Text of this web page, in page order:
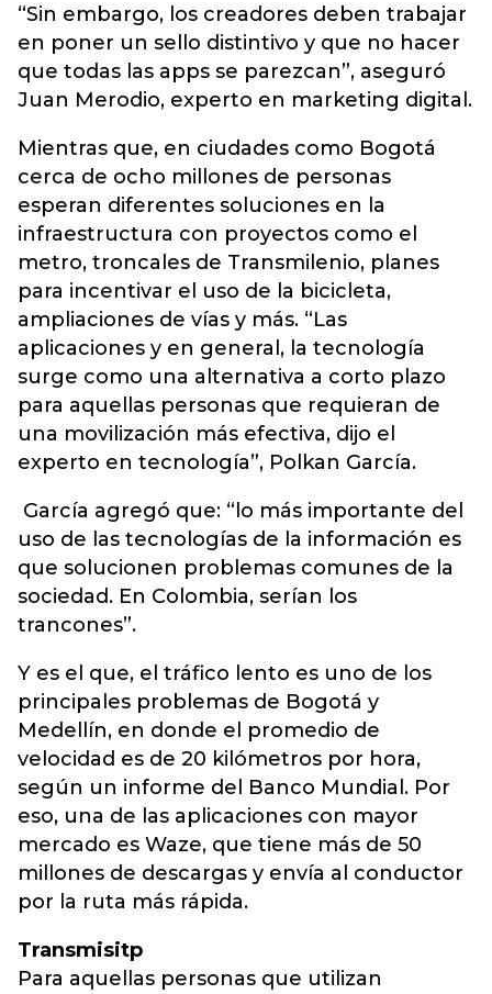
“Sin embargo, los creadores deben trabajar
en poner un sello distintivo y que no hacer
que todas las apps se parezcan”, aseguró
Juan Merodio, experto en marketing digital.
Mientras que, en ciudades como Bogotá
cerca de ocho millones de personas
esperan diferentes soluciones en la
infraestructura con proyectos como el
metro, troncales de Transmilenio, planes
para incentivar el uso de la bicicleta,
ampliaciones de vías y más. “Las
aplicaciones y en general, la tecnología
surge como una alternativa a corto plazo
para aquellas personas que requieran de
una movilización más efectiva, dijo el
experto en tecnología”, Polkan García.
García agregó que: “lo más importante del
uso de las tecnologías de la información es
que solucionen problemas comunes de la
sociedad. En Colombia, serían los
trancones”.
Y es el que, el tráfico lento es uno de los
principales problemas de Bogotá y
Medellín, en donde el promedio de
velocidad es de 20 kilómetros por hora,
según un informe del Banco Mundial. Por
eso, una de las aplicaciones con mayor
mercado es Waze, que tiene más de 50
millones de descargas y envía al conductor
por la ruta más rápida.
Transmisitp
Para aquellas personas que utilizan